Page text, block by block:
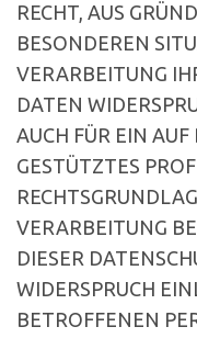
RECHT, AUS
BESONDEREN
VERARBEITUNG
DATEN
AUCH FÜR EIN
GESTÜTZTES
VERARBEITUNG
DIESER
WIDERSPRUCH
BETROFFENEN